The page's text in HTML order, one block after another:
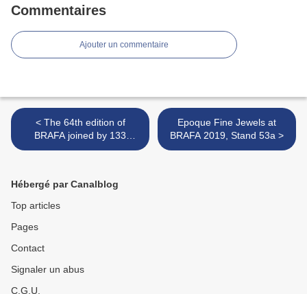
Commentaires
Ajouter un commentaire
< The 64th edition of
BRAFA joined by 133
Belgian and international
Epoque Fine Jewels at
BRAFA 2019, Stand 53a >
Hébergé par Canalblog
Top articles
Pages
Contact
Signaler un abus
C.G.U.